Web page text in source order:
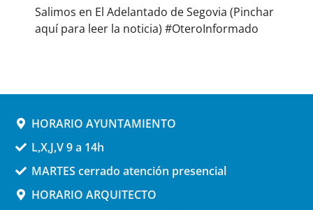
Salimos en El Adelantado de Segovia (Pinchar
aquí para leer la noticia) #OteroInformado
HORARIO AYUNTAMIENTO
L,X,J,V 9 a 14h
MARTES cerrado atención presencial
HORARIO ARQUITECTO